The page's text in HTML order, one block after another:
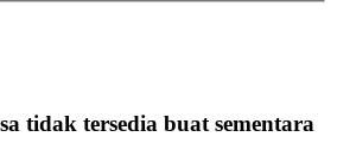
tidak tersedia buat sementara